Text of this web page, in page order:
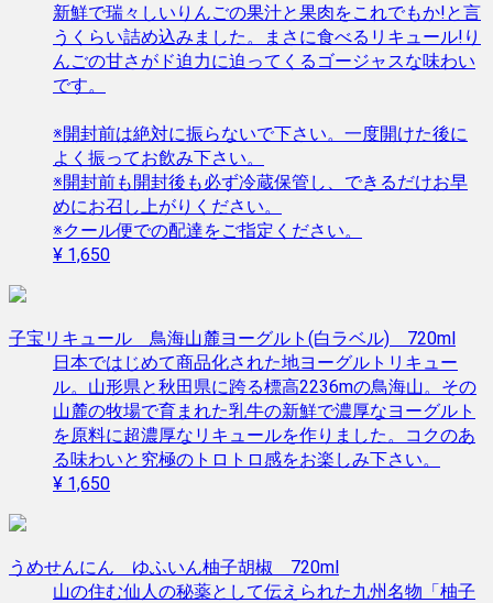
新鮮で瑞々しいりんごの果汁と果肉をこれでもか!と言
うくらい詰め込みました。まさに食べるリキュール!り
んごの甘さがド迫力に迫ってくるゴージャスな味わい
です。
※開封前は絶対に振らないで下さい。一度開けた後に
よく振ってお飲み下さい。
※開封前も開封後も必ず冷蔵保管し、できるだけお早
めにお召し上がりください。
※クール便での配達をご指定ください。
¥ 1,650
子宝リキュール 鳥海山麓ヨーグルト(白ラベル) 720ml
日本ではじめて商品化された地ヨーグルトリキュー
ル。山形県と秋田県に跨る標高2236mの鳥海山。その
山麓の牧場で育まれた乳牛の新鮮で濃厚なヨーグルト
を原料に超濃厚なリキュールを作りました。コクのあ
る味わいと究極のトロトロ感をお楽しみ下さい。
¥ 1,650
うめせんにん ゆふいん柚子胡椒 720ml
山の住む仙人の秘薬として伝えられた九州名物「柚子